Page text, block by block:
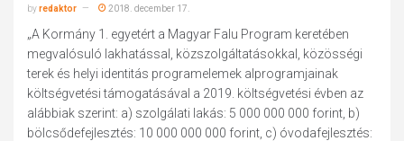
byredaktor 2018. december 17.
„A Kormány 1. egyetért a Magyar Falu Program keretében
megvalósuló lakhatással, közszolgáltatásokkal, közösségi
terek és helyi identitás programelemek alprogramjainak
költségvetési támogatásával a 2019. költségvetési évben az
alábbiak szerint: a) szolgálati lakás: 5 000 000 000 forint, b)
bölcsődefejlesztés: 10 000 000 000 forint, c) óvodafejlesztés: